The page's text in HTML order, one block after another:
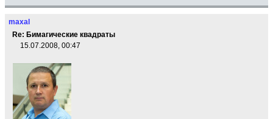
maxal
Re: Бимагические квадраты
15.07.2008, 00:47